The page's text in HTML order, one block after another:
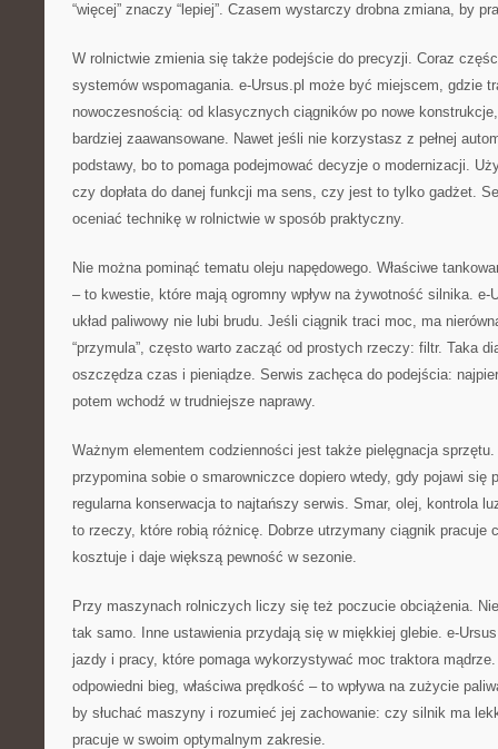
“więcej” znaczy “lepiej”. Czasem wystarczy drobna zmiana, by
W rolnictwie zmienia się także podejście do precyzji. Coraz
systemów wspomagania. e-Ursus.pl może być miejscem, gdzie
nowoczesnością: od klasycznych ciągników po nowe
bardziej zaawansowane. Nawet jeśli nie korzystasz z pełnej
podstawy, bo to pomaga podejmować decyzje o modernizacji.
czy dopłata do danej funkcji ma sens, czy jest to tylko gadżet.
oceniać technikę w rolnictwie w sposób praktyczny.
Nie można pominąć tematu oleju napędowego. Właściwe
– to kwestie, które mają ogromny wpływ na żywotność silnika. e-
układ paliwowy nie lubi brudu. Jeśli ciągnik traci moc, ma
“przymula”, często warto zacząć od prostych rzeczy: filtr. Taka
oszczędza czas i pieniądze. Serwis zachęca do podejścia:
potem wchodź w trudniejsze naprawy.
Ważnym elementem codzienności jest także pielęgnacja
przypomina sobie o smarowniczce dopiero wtedy, gdy pojawi się
regularna konserwacja to najtańszy serwis. Smar, olej, kontrola
to rzeczy, które robią różnicę. Dobrze utrzymany ciągnik pracuje
kosztuje i daje większą pewność w sezonie.
Przy maszynach rolniczych liczy się też poczucie obciążenia.
tak samo. Inne ustawienia przydają się w miękkiej glebie. e-
jazdy i pracy, które pomaga wykorzystywać moc traktora mądrze.
odpowiedni bieg, właściwa prędkość – to wpływa na zużycie
by słuchać maszyny i rozumieć jej zachowanie: czy silnik ma
pracuje w swoim optymalnym zakresie.